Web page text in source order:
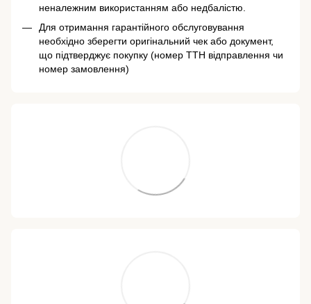
неналежним використанням або недбалістю.
Для отримання гарантійного обслуговування
необхідно зберегти оригінальний чек або документ,
що підтверджує покупку (номер ТТН відправлення чи
номер замовлення)